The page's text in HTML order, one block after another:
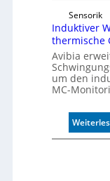
Sensorik
Induktiver
thermische
Avibia
um den
MC-